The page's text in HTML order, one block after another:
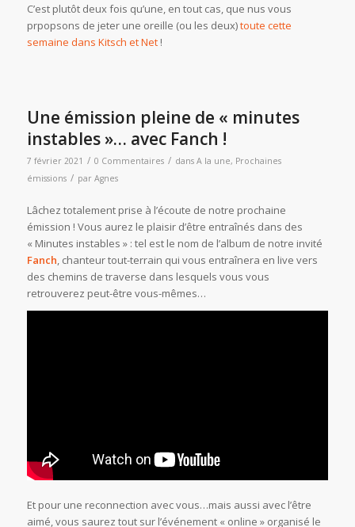
C’est plutôt deux fois qu’une, en tout cas, que nus vous
prpopsons de jeter une oreille (ou les deux)toute cette
semaine dans Kitsch et Net!
Une émission pleine de « minutes
instables »… avec Fanch !
7 février 2021 / 0 Commentaires / dans A la une, Prochaines
émissions / par Agnes
Lâchez totalement prise à l’écoute de notre prochaine
émission ! Vous aurez le plaisir d’être entraînés dans des
« Minutes instables » : tel est le nom de l’album de notre invité
Fanch, chanteur tout-terrain qui vous entraînera en live vers
des chemins de traverse dans lesquels vous vous
retrouverez peut-être vous-mêmes…
Et pour une reconnection avec vous…mais aussi avec l’être
aimé, vous saurez tout sur l’événement « online » organisé le